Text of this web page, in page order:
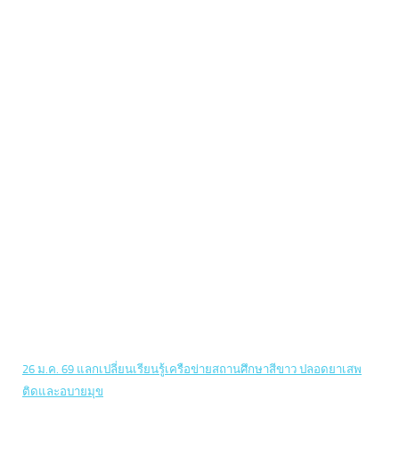
26 ม.ค. 69 แลกเปลี่ยนเรียนรู้เครือข่ายสถานศึกษาสีขาว ปลอดยาเสพ
ติดและอบายมุข